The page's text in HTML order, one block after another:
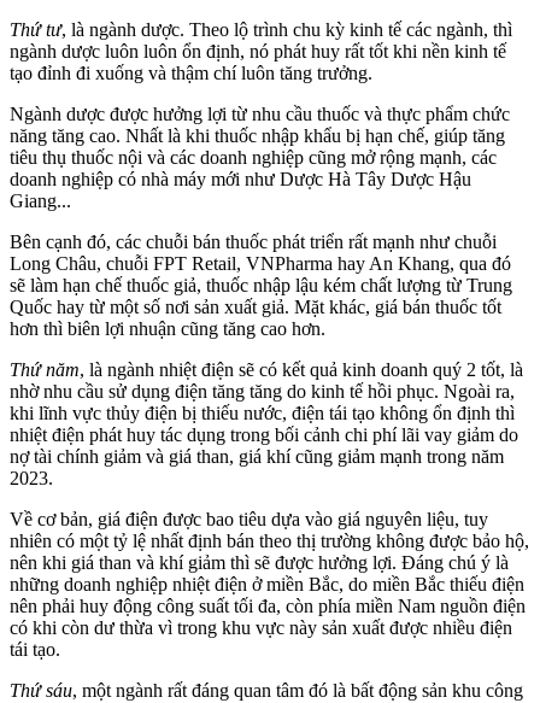
Thứ tư, là ngành dược. Theo lộ trình chu kỳ kinh tế các ngành, thì
ngành dược luôn luôn ổn định, nó phát huy rất tốt khi nền kinh tế
tạo đỉnh đi xuống và thậm chí luôn tăng trưởng.
Ngành dược được hưởng lợi từ nhu cầu thuốc và thực phẩm chức
năng tăng cao. Nhất là khi thuốc nhập khẩu bị hạn chế, giúp tăng
tiêu thụ thuốc nội và các doanh nghiệp cũng mở rộng mạnh, các
doanh nghiệp có nhà máy mới như Dược Hà Tây Dược Hậu
Giang...
Bên cạnh đó, các chuỗi bán thuốc phát triển rất mạnh như chuỗi
Long Châu, chuỗi FPT Retail, VNPharma hay An Khang, qua đó
sẽ làm hạn chế thuốc giả, thuốc nhập lậu kém chất lượng từ Trung
Quốc hay từ một số nơi sản xuất giả. Mặt khác, giá bán thuốc tốt
hơn thì biên lợi nhuận cũng tăng cao hơn.
Thứ năm, là ngành nhiệt điện sẽ có kết quả kinh doanh quý 2 tốt, là
nhờ nhu cầu sử dụng điện tăng tăng do kinh tế hồi phục. Ngoài ra,
khi lĩnh vực thủy điện bị thiếu nước, điện tái tạo không ổn định thì
nhiệt điện phát huy tác dụng trong bối cảnh chi phí lãi vay giảm do
nợ tài chính giảm và giá than, giá khí cũng giảm mạnh trong năm
2023.
Về cơ bản, giá điện được bao tiêu dựa vào giá nguyên liệu, tuy
nhiên có một tỷ lệ nhất định bán theo thị trường không được bảo hộ,
nên khi giá than và khí giảm thì sẽ được hưởng lợi. Đáng chú ý là
những doanh nghiệp nhiệt điện ở miền Bắc, do miền Bắc thiếu điện
nên phải huy động công suất tối đa, còn phía miền Nam nguồn điện
có khi còn dư thừa vì trong khu vực này sản xuất được nhiều điện
tái tạo.
Thứsáu, một ngành rất đáng quan tâm đó là bất động sản khu công